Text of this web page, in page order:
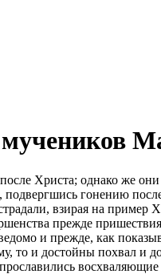
Христа; однако же
гонению
взирая на пример
прежде
и прежде, как
то и достойны похвал